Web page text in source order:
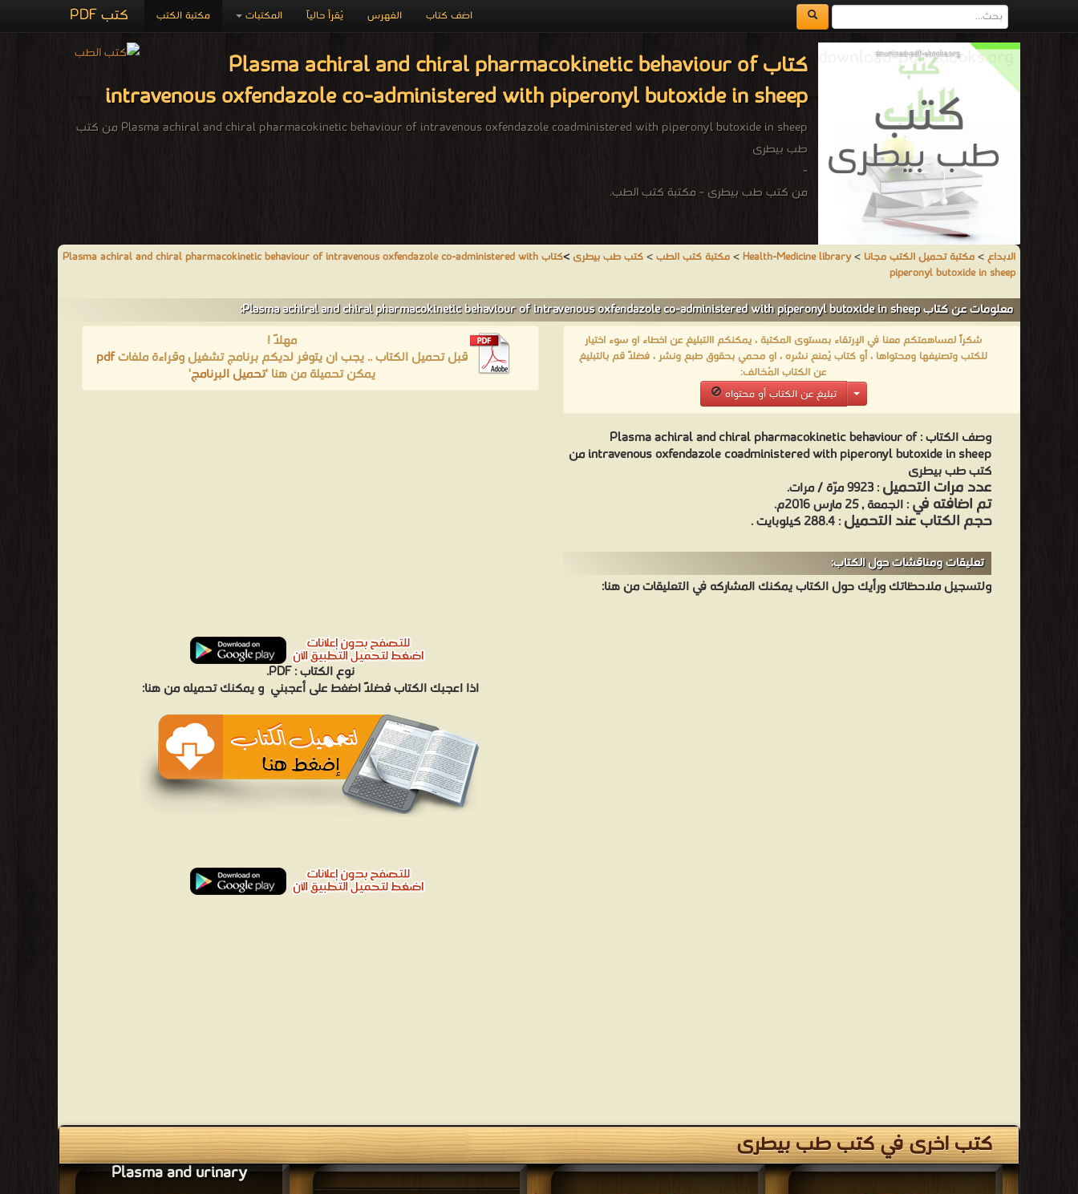
كتب PDF مكتبة الكتب المكتبات يُقرأ حالياً الفهرس اضف كتاب
كتاب Plasma achiral and chiral pharmacokinetic behaviour of
intravenous oxfendazole co-administered with piperonyl butoxide in sheep
Plasma achiral and chiral pharmacokinetic behaviour of intravenous oxfendazole coadministered with piperonyl butoxide in sheep من كتب
طب بيطرى
-
من كتب طب بيطرى - مكتبة كتب الطب.
الابداع>مكتبة تحميل الكتب مجانا >
Health-Medicine library
>مكتبة كتب الطب>كتب طب بيطرى >
كتاب Plasma achiral and chiral pharmacokinetic behaviour of intravenous oxfendazole co-administered with
piperonyl butoxide in sheep
معلومات عن كتاب Plasma achiral and chiral pharmacokinetic behaviour of intravenous oxfendazole co-administered with piperonyl butoxide in sheep:
شكراً لمساهمتكم معنا في الإرتقاء بمستوى المكتبة ، يمكنكم االتبليغ عن اخطاء او سوء اختيار
للكتب وتصنيفها ومحتواها ، أو كتاب يُمنع نشره ، او محمي بحقوق طبع ونشر ، فضلاً قم بالتبليغ
عن الكتاب المُخالف:
تبليغ عن الكتاب أو محتواه
وصف الكتاب :Plasma achiral and chiral pharmacokinetic behaviour of
intravenous oxfendazole coadministered with piperonyl butoxide in sheep من
كتب طب بيطرى
عدد مرات التحميل: 9923 مرّة / مرات.
تم اضافته في: الجمعة , 25 مارس 2016م.
حجم الكتاب عند التحميل: 288.4 كيلوبايت .
تعليقات ومناقشات حول الكتاب:
ولتسجيل ملاحظاتك ورأيك حول الكتاب يمكنك المشاركه في التعليقات من هنا:
مهلاً !
قبل تحميل الكتاب .. يجب ان يتوفر لديكم برنامج تشغيل وقراءة ملفاتpdf
يمكن تحميلة من هنا 'تحميل البرنامج'
نوع الكتاب :PDF.
اذا اعجبك الكتاب فضلاً اضغط على أعجبني و يمكنك تحميله من هنا:
كتب اخرى في كتب طب بيطرى
Plasma and urinary